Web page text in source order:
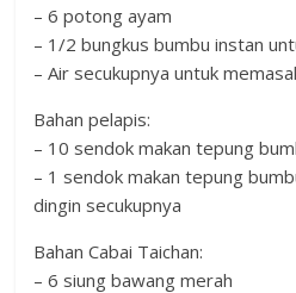
– 6 potong ayam
– 1/2 bungkus bumbu instan
– Air secukupnya untuk
Bahan pelapis:
– 10 sendok makan tepung
– 1 sendok makan tepung
dingin secukupnya
Bahan Cabai Taichan:
– 6 siung bawang merah